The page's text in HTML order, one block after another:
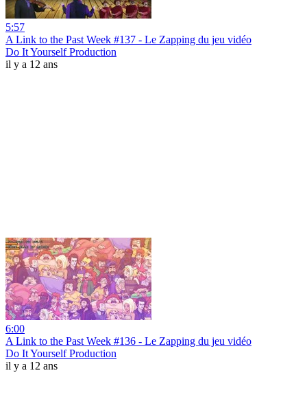
5:57
A Link to the Past Week #137 - Le Zapping du jeu vidéo
Do It Yourself Production
il y a 12 ans
6:00
A Link to the Past Week #136 - Le Zapping du jeu vidéo
Do It Yourself Production
il y a 12 ans